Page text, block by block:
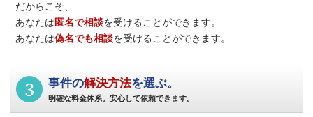
だからこそ、
あなたは匿名で相談を受けることができます。
あなたは偽名でも相談を受けることができます。
3 事件の解決方法を選ぶ。
明確な料金体系。安心して依頼できます。